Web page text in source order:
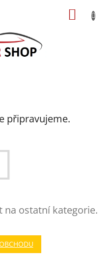
připravujeme.
na ostatní kategorie.